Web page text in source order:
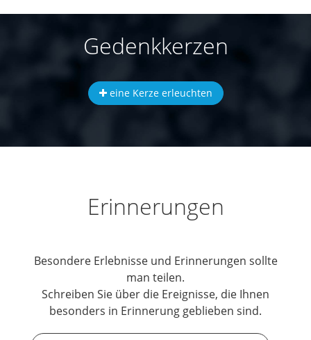
Gedenkkerzen
eine Kerze erleuchten
Erinnerungen
Besondere Erlebnisse und Erinnerungen sollte
man teilen.
Schreiben Sie über die Ereignisse, die Ihnen
besonders in Erinnerung geblieben sind.